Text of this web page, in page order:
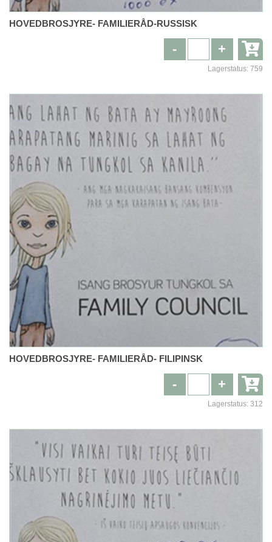
HOVEDBROSJYRE- FAMILIERÅD-RUSSISK
+
-
Lagerstatus: 759
HOVEDBROSJYRE- FAMILIERÅD- FILIPINSK
+
-
Lagerstatus: 312